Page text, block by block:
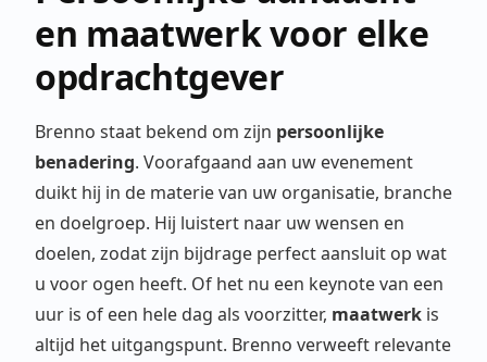
en maatwerk voor elke
opdrachtgever
Brenno staat bekend om zijn persoonlijke
benadering. Voorafgaand aan uw evenement
duikt hij in de materie van uw organisatie, branche
en doelgroep. Hij luistert naar uw wensen en
doelen, zodat zijn bijdrage perfect aansluit op wat
u voor ogen heeft. Of het nu een keynote van een
uur is of een hele dag als voorzitter, maatwerk is
altijd het uitgangspunt. Brenno verweeft relevante